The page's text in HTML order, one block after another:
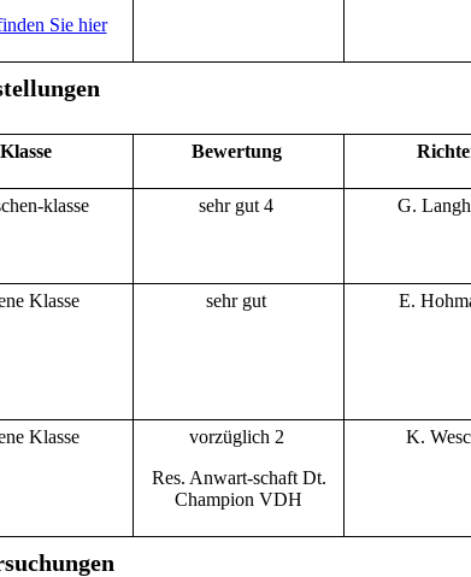
Sie hier
Klasse Bewertung
klasse sehr gut 4 G.
Klasse sehr gut E.
Klasse
vorzüglich 2
Res. Anwart-schaft Dt.
Champion VDH
K.